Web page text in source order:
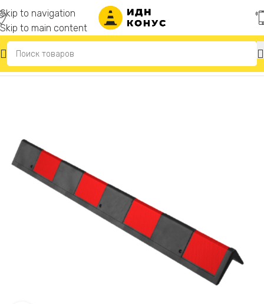
Skip to navigation
Skip to main content
Главная Демпферы угловые